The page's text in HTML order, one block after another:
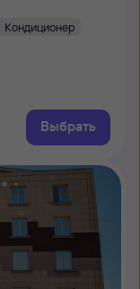
Кондиционер
Выбрать